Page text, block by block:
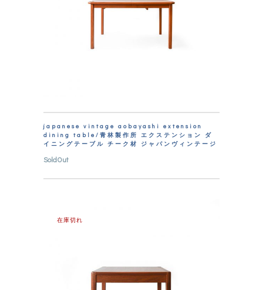
japanese vintage aobayashi extension
dining table/青林製作所 エクステンション ダ
イニングテーブル チーク材 ジャパンヴィンテージ
SoldOut
在庫切れ